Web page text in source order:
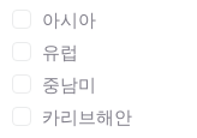
아시아
유럽
중남미
카리브해안